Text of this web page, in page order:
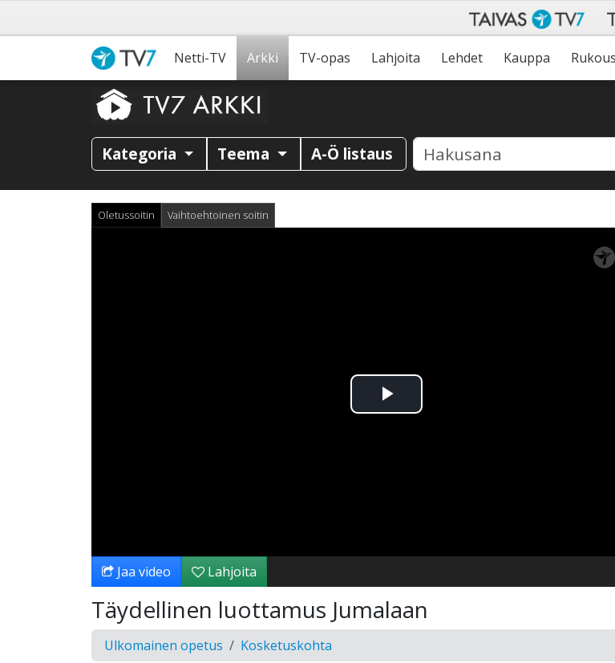
Netti-TV Arkki TV-opas Lahjoita Lehdet Kauppa Rukous
Kategoria Teema A-Ö listaus
Oletussoitin Vaihtoehtoinen soitin
Toista
Jaa video Lahjoita
Täydellinen luottamus Jumalaan
Ulkomainen opetus Kosketuskohta